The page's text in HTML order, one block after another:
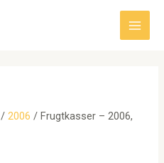
Main
/2006 / Frugtkasser – 2006,